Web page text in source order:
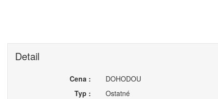
Detail
Cena :
DOHODOU
Typ :
Ostatné